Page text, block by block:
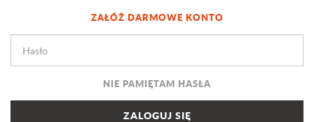
ZAŁÓŻ DARMOWE KONTO
NIE PAMIĘTAM HASŁA